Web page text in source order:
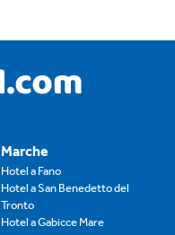
Marche
Hotel a Fano
Hotel a San Benedetto del
Tronto
Hotel a Gabicce Mare